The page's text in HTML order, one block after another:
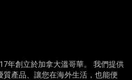
年創立於加拿大溫哥華。 我們提供
產品、讓您在海外生活，也能便